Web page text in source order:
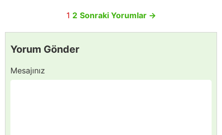
1 2 Sonraki Yorumlar →
Yorum Gönder
Mesajınız